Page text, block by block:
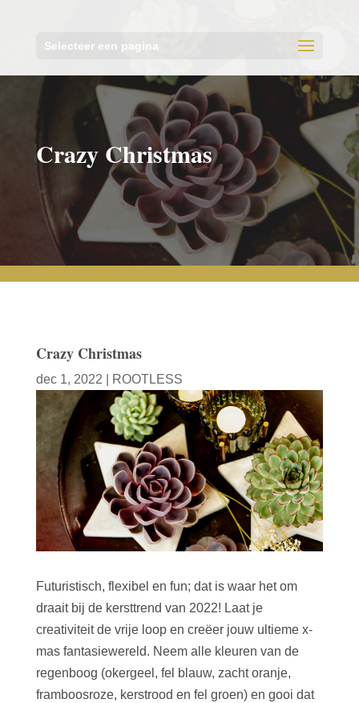
Selecteer een pagina
Crazy Christmas
Crazy Christmas
dec 1, 2022 ROOTLESS
Futuristisch, flexibel en fun; dat is waar het om
draait bij de kersttrend van 2022! Laat je
creativiteit de vrije loop en creëer jouw ultieme x-
mas fantasiewereld. Neem alle kleuren van de
regenboog (okergeel, fel blauw, zacht oranje,
framboosroze, kerstrood en fel groen) en gooi dat